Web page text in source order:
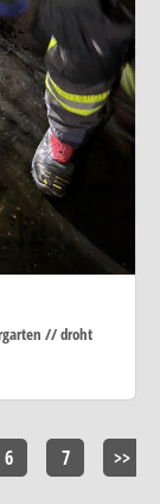
// droht
6 7 >>